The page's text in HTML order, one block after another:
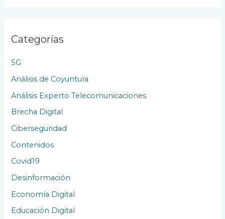
i
e
s
Categorías
5G
Análisis de Coyuntura
Análisis Experto Telecomunicaciones
Brecha Digital
Ciberseguridad
Contenidos
Covid19
Desinformación
Economía Digital
Educación Digital